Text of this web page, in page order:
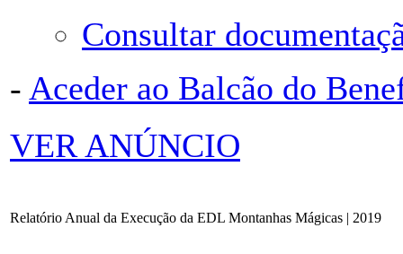
Consultar
- Aceder ao Balcão do
VER ANÚNCIO
Relatório Anual da Execução da EDL Montanhas Mágicas | 2019